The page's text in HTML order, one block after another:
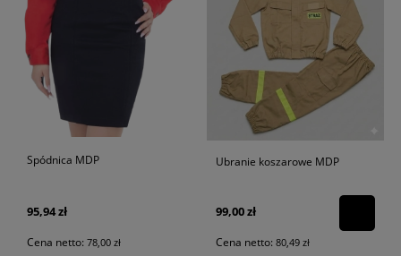
Spódnica MDP
95,94 zł
Cena netto: 78,00 zł
Ubranie koszarowe MDP
99,00 zł
Cena netto: 80,49 zł